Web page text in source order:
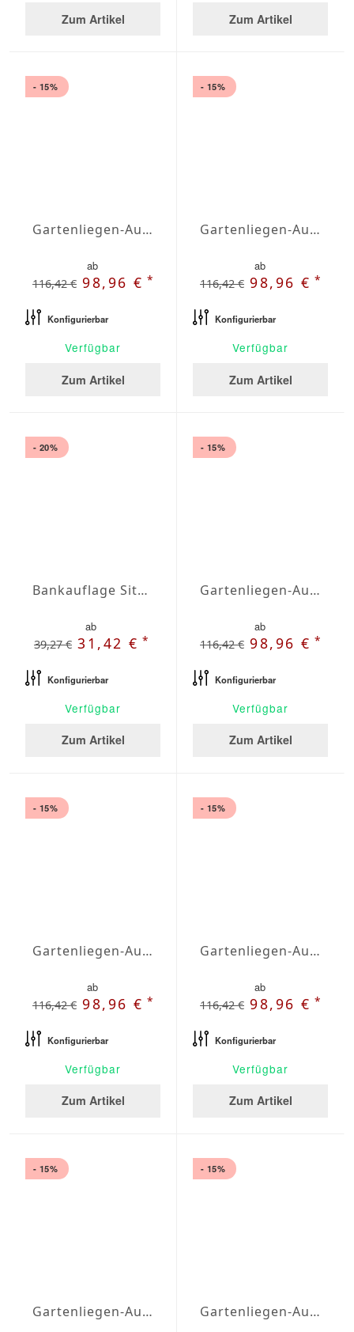
Zum Artikel Zum Artikel
- 15%
Gartenliegen-Auflage Agora Plains Marfil
ab
116,42 € 98,96 €*
Konfigurierbar
Verfügbar
Zum Artikel
- 15%
Gartenliegen-Auflage Agora Plains Mineral
ab
116,42 € 98,96 €*
Konfigurierbar
Verfügbar
Zum Artikel
- 20%
Bankauflage Sitz Agora Plains Amarillo
ab
39,27 € 31,42 €*
Konfigurierbar
Verfügbar
Zum Artikel
- 15%
Gartenliegen-Auflage Agora Plains Negro
ab
116,42 € 98,96 €*
Konfigurierbar
Verfügbar
Zum Artikel
- 15%
Gartenliegen-Auflage Agora Plains Oliva
ab
116,42 € 98,96 €*
Konfigurierbar
Verfügbar
Zum Artikel
- 15%
Gartenliegen-Auflage Agora Plains Perla
ab
116,42 € 98,96 €*
Konfigurierbar
Verfügbar
Zum Artikel
- 15%
Gartenliegen-Auflage Agora Plains Verde Claro
- 15%
Gartenliegen-Auflage Agora Plains Marino